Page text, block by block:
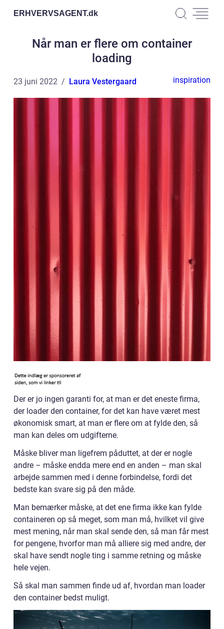
ERHVERVSAGENT.dk
Når man er flere om container
loading
23 juni 2022 Laura Vestergaard inspiration
Der er jo ingen garanti for, at man er det eneste firma,
der loader den container, for det kan have været mest
økonomisk smart, at man er flere om at fylde den, så
man kan deles om udgifterne.
Måske bliver man ligefrem påduttet, at der er nogle
andre – måske endda mere end en anden – man skal
arbejde sammen med i denne forbindelse, fordi det
bedste kan svare sig på den måde.
Man bemærker måske, at det ene firma ikke kan fylde
containeren op så meget, som man må, hvilket vil give
mest mening, når man skal sende den, så man får mest
for pengene, hvorfor man må alliere sig med andre, der
skal have sendt nogle ting i samme retning og måske
hele vejen.
Så skal man sammen finde ud af, hvordan man loader
den container bedst muligt.